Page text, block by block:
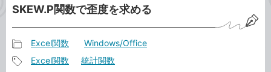
ト
SKEW.P関数で歪度を求める
事
Excel関数 Windows/Office
Excel関数 統計関数